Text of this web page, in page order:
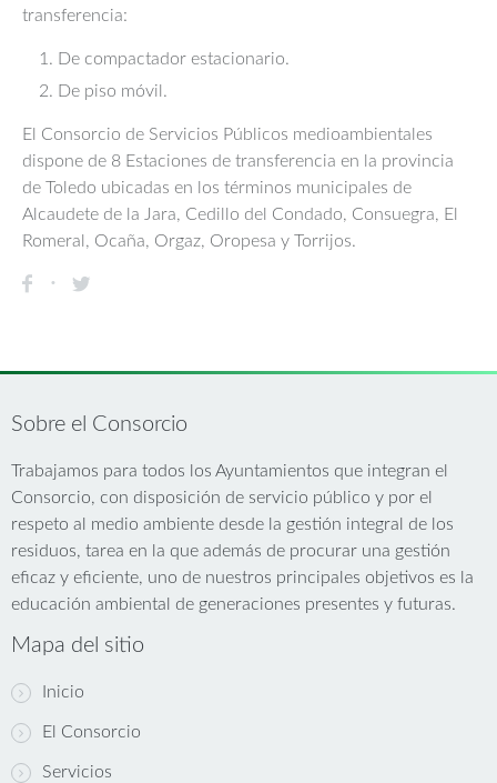
transferencia:
1. De compactador estacionario.
2. De piso móvil.
El Consorcio de Servicios Públicos medioambientales
dispone de 8 Estaciones de transferencia en la provincia
de Toledo ubicadas en los términos municipales de
Alcaudete de la Jara, Cedillo del Condado, Consuegra, El
Romeral, Ocaña, Orgaz, Oropesa y Torrijos.
Sobre el Consorcio
Trabajamos para todos los Ayuntamientos que integran el
Consorcio, con disposición de servicio público y por el
respeto al medio ambiente desde la gestión integral de los
residuos, tarea en la que además de procurar una gestión
eficaz y eficiente, uno de nuestros principales objetivos es la
educación ambiental de generaciones presentes y futuras.
Mapa del sitio
Inicio
El Consorcio
Servicios